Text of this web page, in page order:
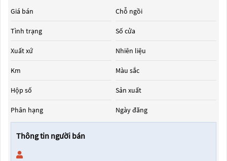
Giá bán
Tình trạng
Xuất xứ
Km
Hộp số
Phân hạng
Chỗ ngồi
Số cửa
Nhiên liệu
Màu sắc
Sản xuất
Ngày đăng
Thông tin người bán